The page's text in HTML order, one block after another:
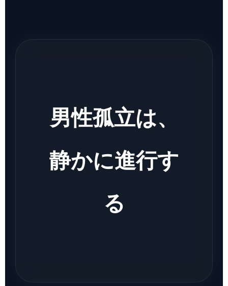
男性孤立は、
静かに進行す
る